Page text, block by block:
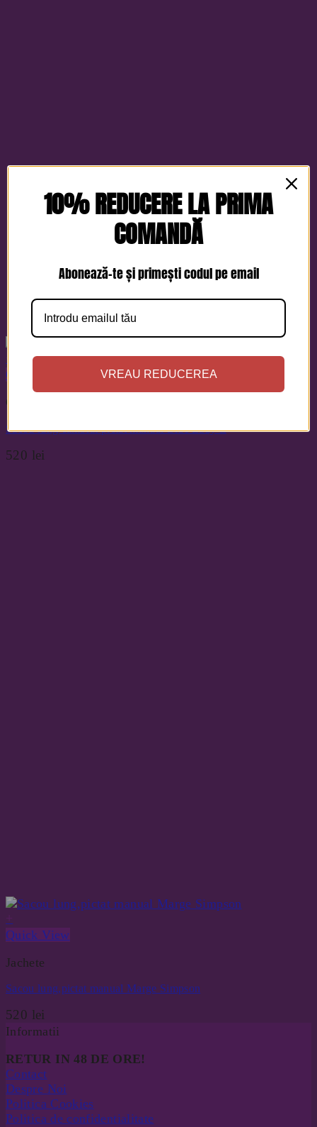
Quick View
Cardigane
Sacou lung cambrat pictat manual Blue Lady L
520 lei
Quick View
Jachete
Sacou lung,pictat manual Marge Simpson
520 lei
Informatii
RETUR IN 48 DE ORE!
Contact
Despre Noi
Politica Cookies
Politica de confidentialitate
10% REDUCERE LA PRIMA
COMANDĂ
Abonează-te și primești codul pe email
VREAU REDUCEREA